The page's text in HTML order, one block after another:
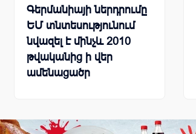
Գերմանիայի ներդրումը
ԵՄ տնտեսությունում
նվազել է մինչև 2010
թվականից ի վեր
ամենացածր